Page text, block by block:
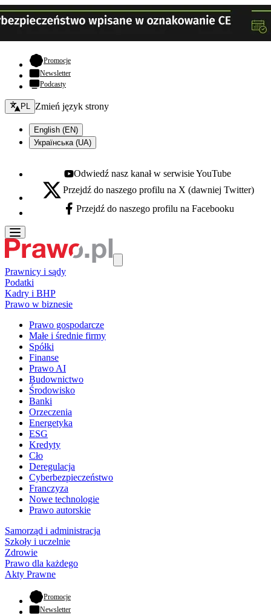
Promocje- otwiera się w nowej karcie
Newsletter
Podcasty
Zmień język - bieżący:
PL Zmień język strony
English (EN)
Українська (UA)
Youtube - otwiera się w nowej karcie
Odwiedź nasz kanał w serwisie YouTube
X - otwiera się w nowej karcie
Przejdź do naszego profilu na X (dawniej Twitter)
Facebook - otwiera się w nowej karcie
Przejdź do naszego profilu na Facebooku
Prawnicy i sądy
Podatki
Kadry i BHP
Prawo w biznesie
Prawo gospodarcze
Małe i średnie firmy
Spółki
Finanse
Prawo AI
Budownictwo
Środowisko
Banki
Orzeczenia
Energetyka
ESG
Kredyty
Cło
Deregulacja
Cyberbezpieczeństwo
Franczyza
Nowe technologie
Prawo autorskie
Samorząd i administracja
Szkoły i uczelnie
Zdrowie
Prawo dla każdego
Akty Prawne
Promocje- otwiera się w nowej karcie
Newsletter